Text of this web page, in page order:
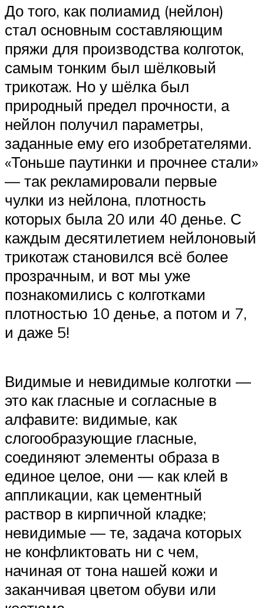
До того, как полиамид (нейлон)
стал основным составляющим
пряжи для производства колготок,
самым тонким был шёлковый
трикотаж. Но у шёлка был
природный предел прочности, а
нейлон получил параметры,
заданные ему его изобретателями.
«Тоньше паутинки и прочнее стали»
— так рекламировали первые
чулки из нейлона, плотность
которых была 20 или 40 денье. С
каждым десятилетием нейлоновый
трикотаж становился всё более
прозрачным, и вот мы уже
познакомились с колготками
плотностью 10 денье, а потом и 7,
и даже 5!
Видимые и невидимые колготки —
это как гласные и согласные в
алфавите: видимые, как
слогообразующие гласные,
соединяют элементы образа в
единое целое, они — как клей в
аппликации, как цементный
раствор в кирпичной кладке;
невидимые — те, задача которых
не конфликтовать ни с чем,
начиная от тона нашей кожи и
заканчивая цветом обуви или